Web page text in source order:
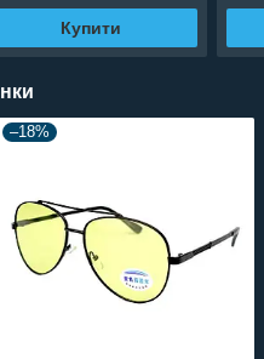
Купити
–18%